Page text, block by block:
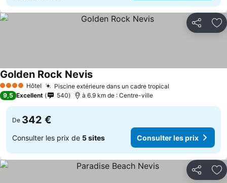
Partager
4 Étoiles Hôtel Piscine extérieure dans un cadre tropical
Golden Rock Nevis
9,5 Excellent 540 à 6.9 km de : Centre-ville
De 342 €
Consulter les prix de 5 sites Consulter les prix
Partager